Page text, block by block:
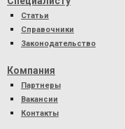
Статьи
Справочники
Законодательство
Компания
Партнеры
Вакансии
Контакты